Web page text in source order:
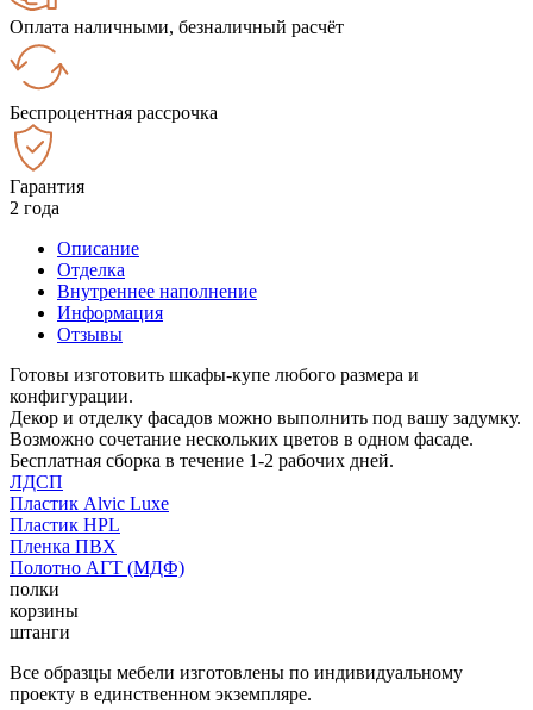
Оплата наличными, безналичный расчёт
Беспроцентная рассрочка
Гарантия
2 года
Описание
Отделка
Внутреннее наполнение
Информация
Отзывы
Готовы изготовить шкафы-купе любого размера и
конфигурации.
Декор и отделку фасадов можно выполнить под вашу задумку.
Возможно сочетание нескольких цветов в одном фасаде.
Бесплатная сборка в течение 1-2 рабочих дней.
ЛДСП
Пластик Alvic Luxe
Пластик HPL
Пленка ПВХ
Полотно АГТ (МДФ)
полки
корзины
штанги
Все образцы мебели изготовлены по индивидуальному
проекту в единственном экземпляре.